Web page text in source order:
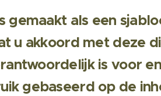
gemaakt als een
u akkoord met deze
is voor
gebaseerd op de